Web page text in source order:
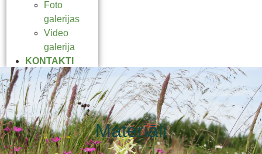
Foto
galerijas
Video
galerija
KONTAKTI
Materiāli